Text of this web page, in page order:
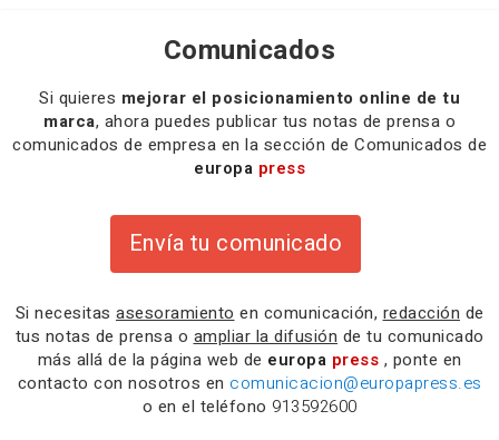
Comunicados
Si quieres mejorar el posicionamiento online de tu
marca, ahora puedes publicar tus notas de prensa o
comunicados de empresa en la sección de Comunicados de
europa press
Envía tu comunicado
Si necesitas asesoramiento en comunicación, redacción de
tus notas de prensa o ampliar la difusión de tu comunicado
más allá de la página web de europa press , ponte en
contacto con nosotros en comunicacion@europapress.es
o en el teléfono 913592600